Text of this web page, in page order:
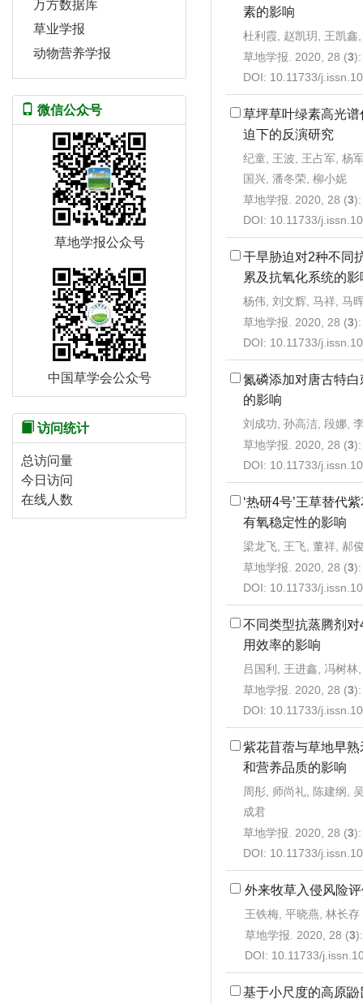
素的影响
杜利霞, 赵凯玥, 王凯鑫
草地学报. 2020, 28 (3
DOI: 10.11733/
草坪草叶绿素高光
迫下的反演研究
纪童, 王波, 王占军, 杨
国兴, 潘冬荣, 柳小妮
草地学报. 2020, 28 (3
DOI: 10.11733/
干旱胁迫对2种不同
累及抗氧化系统的影
杨伟, 刘文辉, 马祥, 马
草地学报. 2020, 28 (3
DOI: 10.11733/
氮磷添加对唐古特
的影响
刘成功, 孙高洁, 段娜,
草地学报. 2020, 28 (3
DOI: 10.11733/
‘热研4号’王草替代
有氧稳定性的影响
梁龙飞, 王飞, 董祥, 郝
草地学报. 2020, 28 (3
DOI: 10.11733/
不同类型抗蒸腾剂
用效率的影响
吕国利, 王进鑫, 冯树林
草地学报. 2020, 28 (3
DOI: 10.11733/
紫花苜蓿与草地早
和营养品质的影响
周彤, 师尚礼, 陈建纲,
成君
草地学报. 2020, 28 (3
DOI: 10.11733/
外来牧草入侵风险
王铁梅, 平晓燕, 林长存
草地学报. 2020, 28 (3
DOI: 10.11733/
基于小尺度的高原鼢
万方数据库
草业学报
动物营养学报
微信公众号
草地学报公众号
中国草学会公众号
访问统计
总访问量
今日访问
在线人数